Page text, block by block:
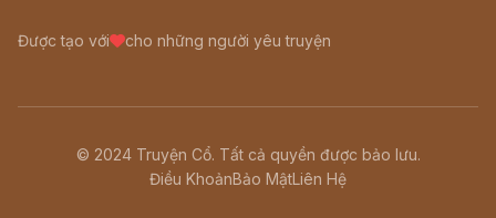
Được tạo với cho những người yêu truyện
© 2024 Truyện Cổ. Tất cả quyền được bảo lưu.
Điều KhoảnBảo MậtLiên Hệ